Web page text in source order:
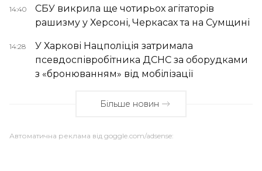
14:40
СБУ викрила ще чотирьох агітаторів
рашизму у Херсоні, Черкасах та на Сумщині
14:28
У Харкові Нацполіція затримала
псевдоспівробітника ДСНС за оборудками
з «бронюванням» від мобілізації
Більше новин
Автоматична реклама від goggle.com/adsense: